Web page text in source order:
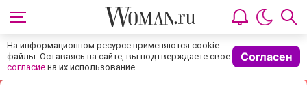
На информационном ресурсе применяются cookie-
файлы. Оставаясь на сайте, вы подтверждаете свое
согласие на их использование.
Согласен